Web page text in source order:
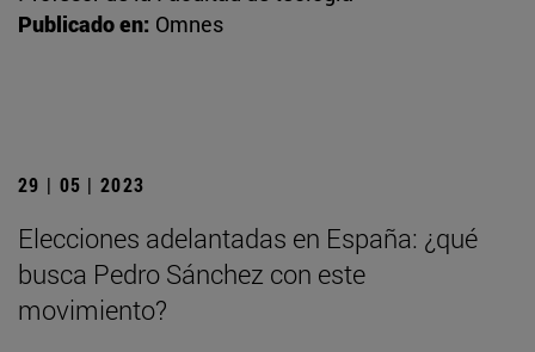
Publicado en: Omnes
29 | 05 | 2023
Elecciones adelantadas en España: ¿qué
busca Pedro Sánchez con este
movimiento?